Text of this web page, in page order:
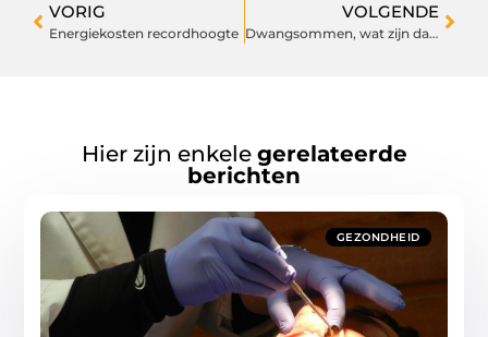
VORIG
Energiekosten recordhoogte
VOLGENDE
Dwangsommen, wat zijn dat precies?
Hier zijn enkele gerelateerde
berichten
GEZONDHEID